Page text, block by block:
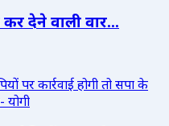
देने वाली वार...